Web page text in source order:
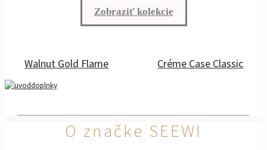
Zobraziť kolekcie
Walnut Gold Flame Créme Case Classic
O značke SEEWI